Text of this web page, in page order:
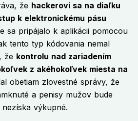
že hackerovi sa na diaľku
k elektronickému pásu
sa pripájalo k aplikácii pomocou
tento typ kódovania nemal
že kontrolu nad zariadením
z akéhokoľvek miesta na
obetiam zlovestné správy, že
a penisy mužov bude
výkupné.